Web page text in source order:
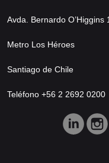
Avda. Bernardo O’Higgins
Metro Los Héroes
Santiago de Chile
Teléfono +56 2 2692 0200